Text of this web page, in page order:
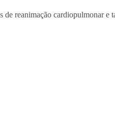
reanimação cardiopulmonar e